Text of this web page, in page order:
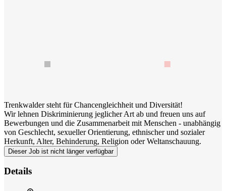
Trenkwalder steht für Chancengleichheit und Diversität!
Wir lehnen Diskriminierung jeglicher Art ab und freuen uns auf
Bewerbungen und die Zusammenarbeit mit Menschen - unabhängig
von Geschlecht, sexueller Orientierung, ethnischer und sozialer
Herkunft, Alter, Behinderung, Religion oder Weltanschauung.
Dieser Job ist nicht länger verfügbar
Details